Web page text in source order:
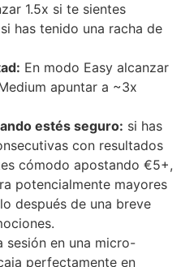
1.5x si te sientes
has tenido una racha de
En modo Easy alcanzar
apuntar a ~3x
estés seguro: si has
con resultados
cómodo apostando €5+,
potencialmente mayores
después de una breve
sesión en una micro-
perfectamente en